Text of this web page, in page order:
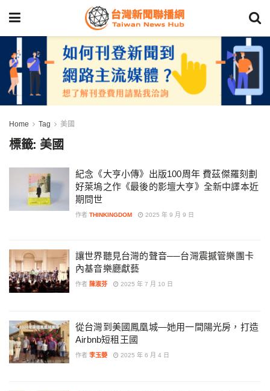
Home Tag 美國
標籤:美國
紀念《大亨小傳》出版100周年 費茲傑羅刻劃
好萊塢之作《最後的影壇大亨》全新中譯本近
期問世
作者 THINKINGDOM 2025 年 9 月 9 日
讓世界聽見台灣的聲音──台灣震撼管樂團卡
內基音樂廳獻藝
作者 陳淑芬 2025 年 7 月 10 日
從台灣到美國鳳凰城—她用一間陽光房，打造
Airbnb短租王國
作者 李玉嫈 2025 年 6 月 4 日